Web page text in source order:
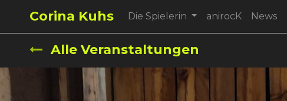
Corina Kuhs Die Spielerin anirocK News
Alle Veranstaltungen